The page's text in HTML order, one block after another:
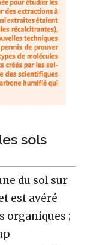
sols
du sol sur
est avéré
organiques ;